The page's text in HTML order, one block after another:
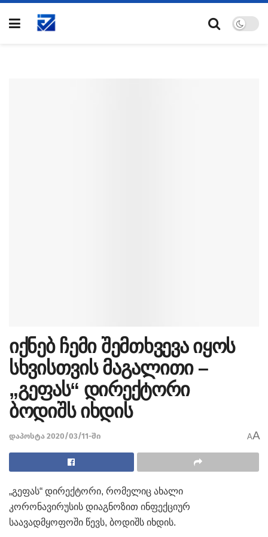
იქნებ ჩემი შემთხვევა იყოს
სხვისთვის მაგალითი –
„გეფას“ დირექტორი
ბოდიშს იხდის
დაპოსტა 2020/03/11-ში AA
„გეფას“ დირექტორი, რომელიც ახალი
კორონავირუსის დიაგნოზით ინფექციურ
საავადმყოფოში წევს, ბოდიშს იხდის.